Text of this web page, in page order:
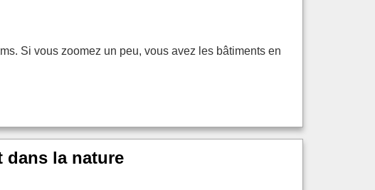
Si vous zoomez un peu, vous avez les bâtiments en
dans la nature